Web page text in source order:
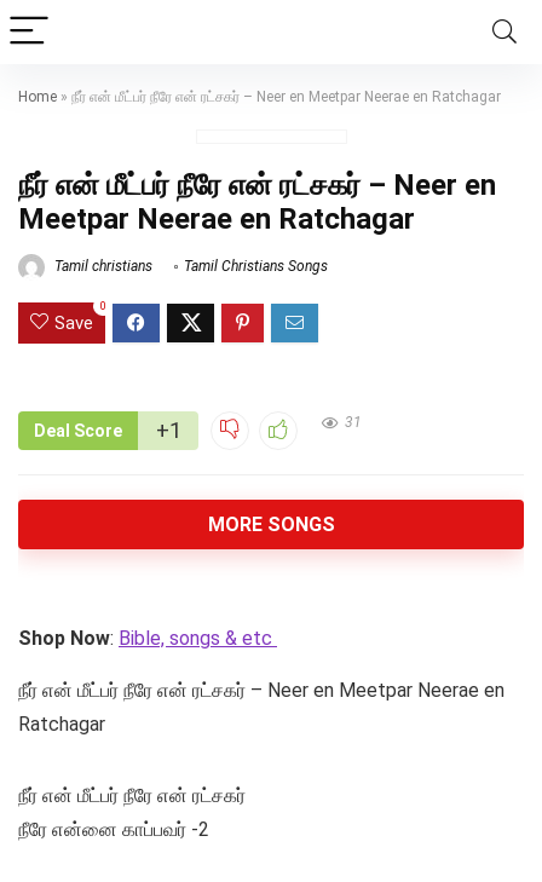
Home » நீர் என் மீட்பர் நீரே என் ரட்சகர் – Neer en Meetpar Neerae en Ratchagar
நீர் என் மீட்பர் நீரே என் ரட்சகர் – Neer en
Meetpar Neerae en Ratchagar
Tamil christians Tamil Christians Songs
Save
0
Deal Score +1 31
MORE SONGS
Shop Now: Bible, songs & etc
நீர் என் மீட்பர் நீரே என் ரட்சகர் – Neer en Meetpar Neerae en
Ratchagar
நீர் என் மீட்பர் நீரே என் ரட்சகர்
நீரே என்னை காப்பவர் -2